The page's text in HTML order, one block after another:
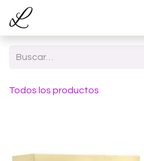
Ir al contenido
Todos los productos